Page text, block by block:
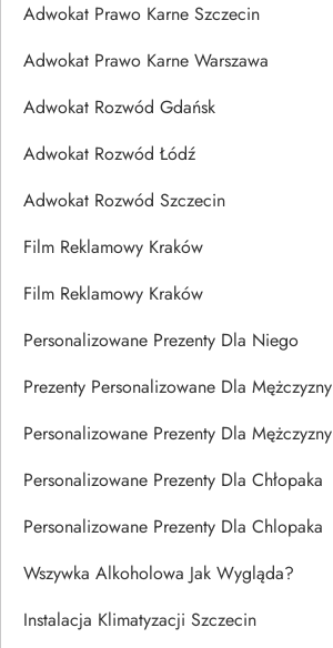
Adwokat Prawo Karne Szczecin
Adwokat Prawo Karne Warszawa
Adwokat Rozwód Gdańsk
Adwokat Rozwód Łódź
Adwokat Rozwód Szczecin
Film Reklamowy Kraków
Film Reklamowy Kraków
Personalizowane Prezenty Dla Niego
Prezenty Personalizowane Dla Mężczyzny
Personalizowane Prezenty Dla Mężczyzny
Personalizowane Prezenty Dla Chłopaka
Personalizowane Prezenty Dla Chlopaka
Wszywka Alkoholowa Jak Wygląda?
Instalacja Klimatyzacji Szczecin